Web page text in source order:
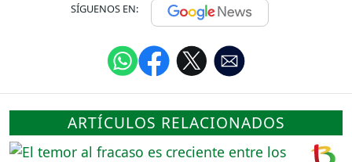
SÍGUENOS EN:
ARTÍCULOS RELACIONADOS